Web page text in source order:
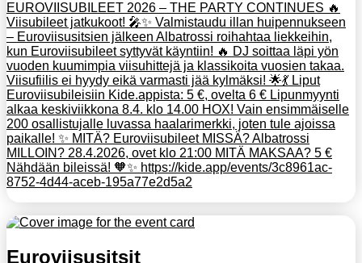
EUROVIISUBILEET 2026 – THE PARTY CONTINUES 🔥
Viisubileet jatkukoot! 🎤✨ Valmistaudu illan huipennukseen
– Euroviisusitsien jälkeen Albatrossi roihahtaa liekkeihin,
kun Euroviisubileet syttyvät käyntiin! 🔥 DJ soittaa läpi yön
vuoden kuumimpia viisuhittejä ja klassikoita vuosien takaa.
Viisufiilis ei hyydy eikä varmasti jää kylmäksi! 🌟💃 Liput
Euroviisubileisiin Kide.appista: 5 €, ovelta 6 € Lipunmyynti
alkaa keskiviikkona 8.4. klo 14.00 HOX! Vain ensimmäiselle
200 osallistujalle luvassa haalarimerkki, joten tule ajoissa
paikalle! ✨ MITÄ? Euroviisubileet MISSÄ? Albatrossi
MILLOIN? 28.4.2026, ovet klo 21:00 MITÄ MAKSAA? 5 €
Nähdään bileissä! 🧡✨ https://kide.app/events/3c8961ac-
8752-4d44-aceb-195a77e2d5a2
Euroviisusitsit